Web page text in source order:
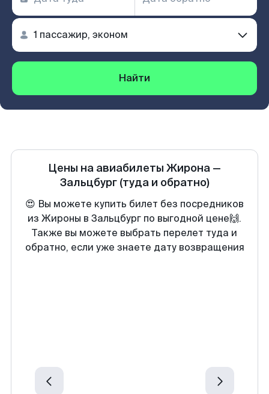
Найти
Цены на авиабилеты Жирона —
Зальцбург (туда и обратно)
😍 Вы можете купить билет без посредников
из Жироны в Зальцбург по выгодной цене🙌.
Также вы можете выбрать перелет туда и
обратно, если уже знаете дату возвращения